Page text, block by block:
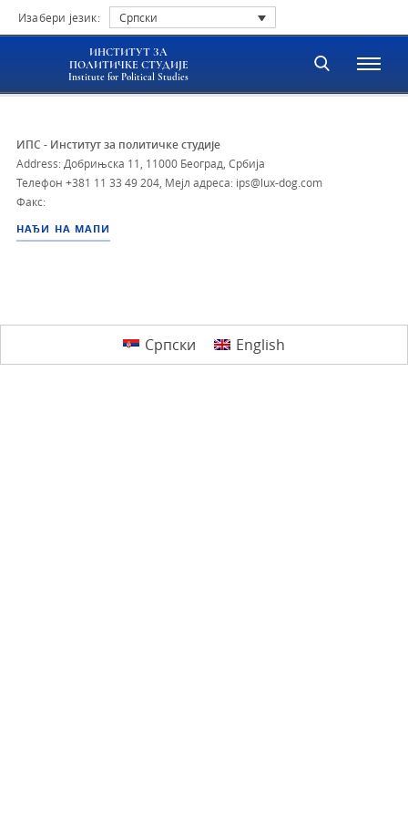
Изабери језик: Српски
ИНСТИТУТ ЗА
ПОЛИТИЧКЕ СТУДИЈЕ
Institute for Political Studies
ИПС - Институт за политичке студије
Address: Добрињска 11, 11000 Београд, Србија
Телефон +381 11 33 49 204 Мејл адреса: ips@lux-dog.com
Факс:
НАЂИ НА МАПИ
Српски English